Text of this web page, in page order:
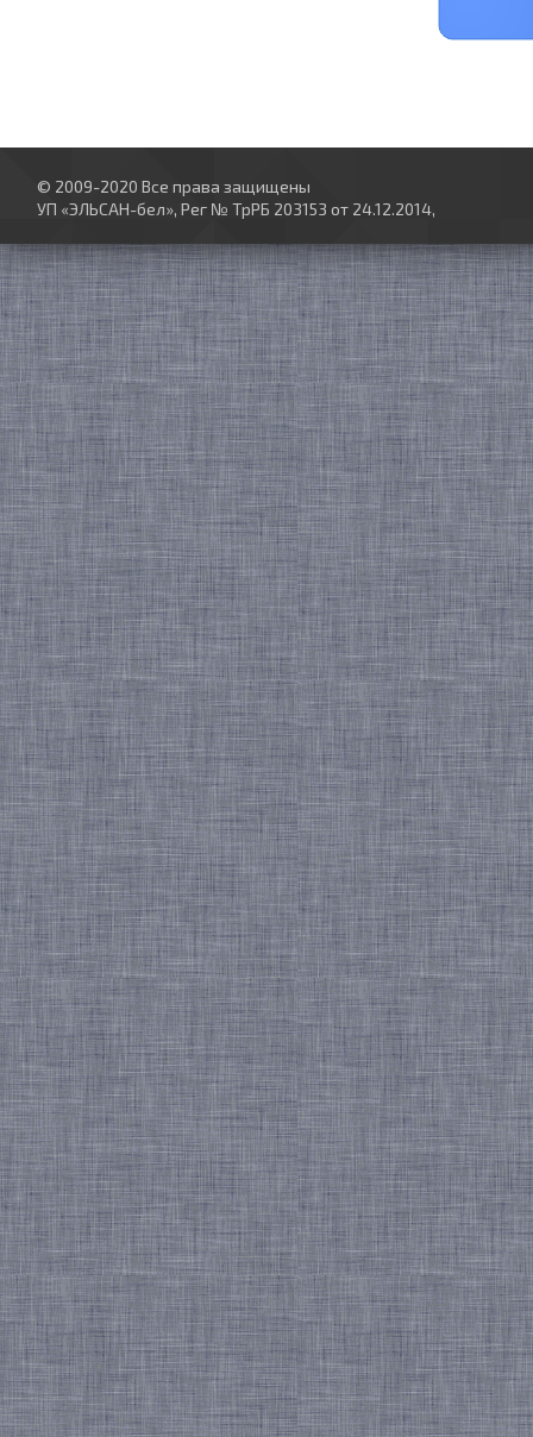
© 2009-2020 Все права защищены
УП «ЭЛЬСАН-бел», Рег № ТрРБ 203153 от 24.12.2014,